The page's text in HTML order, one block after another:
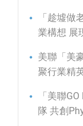
「趁墟做
業構想 展
美聯「美
聚行業精
「美聯
隊 共創